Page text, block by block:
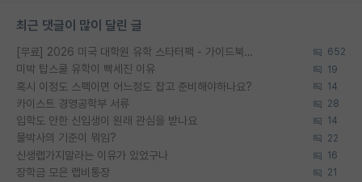
최근 댓글이 많이 달린 글
[무료] 2026 미국 대학원 유학 스타터팩 - 가이드북 & 합격자 컨택메일 템플릿 652
미박 탑스쿨 유학이 빡세진 이유 19
혹시 이정도 스펙이면 어느정도 잡고 준비해야하나요? 14
카이스트 경영공학부 서류 28
입학도 안한 신입생이 원래 관심을 받나요 14
물박사의 기준이 뭐임? 22
신생랩가지말라는 이유가 있었구나 16
장학금 모은 랩비통장 21